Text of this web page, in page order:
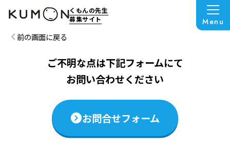
くもんの先生
募集サイト
Menu
この説明会は終了いたしました
前の画面に戻る
ご不明な点は下記フォームにて
お問い合わせください
お問合せフォーム